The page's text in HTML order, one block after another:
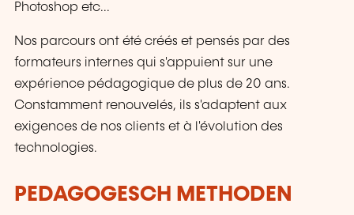
Photoshop etc...
Nos parcours ont été créés et pensés par des
formateurs internes qui s'appuient sur une
expérience pédagogique de plus de 20 ans.
Constamment renouvelés, ils s'adaptent aux
exigences de nos clients et à l'évolution des
technologies.
PEDAGOGESCH METHODEN